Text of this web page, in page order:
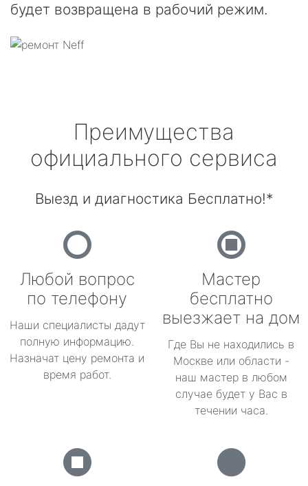
будет возвращена в рабочий режим.
Преимущества
официального сервиса
Выезд и диагностика Бесплатно!*
Любой вопрос
по телефону
Наши специалисты дадут
полную информацию.
Назначат цену ремонта и
время работ.
Мастер
бесплатно
выезжает на дом
Где Вы не находились в
Москве или области -
наш мастер в любом
случае будет у Вас в
течении часа.